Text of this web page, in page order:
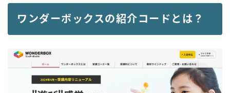
ワンダーボックスの紹介コードとは？